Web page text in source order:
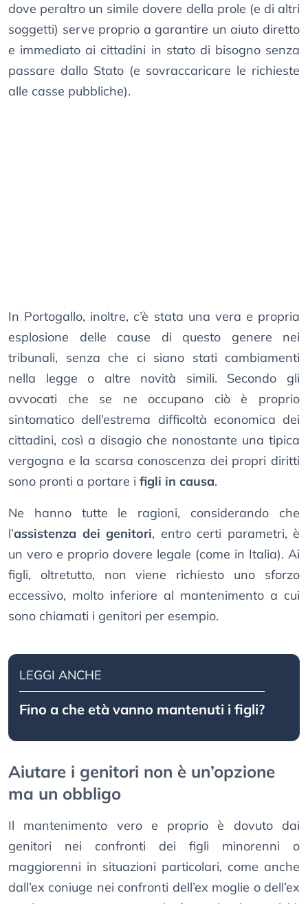
dove peraltro un simile dovere della prole (e di altri
soggetti) serve proprio a garantire un aiuto diretto
e immediato ai cittadini in stato di bisogno senza
passare dallo Stato (e sovraccaricare le richieste
alle casse pubbliche).
In Portogallo, inoltre, c’è stata una vera e propria
esplosione delle cause di questo genere nei
tribunali, senza che ci siano stati cambiamenti
nella legge o altre novità simili. Secondo gli
avvocati che se ne occupano ciò è proprio
sintomatico dell’estrema difficoltà economica dei
cittadini, così a disagio che nonostante una tipica
vergogna e la scarsa conoscenza dei propri diritti
sono pronti a portare i figli in causa.
Ne hanno tutte le ragioni, considerando che
l’assistenza dei genitori, entro certi parametri, è
un vero e proprio dovere legale (come in Italia). Ai
figli, oltretutto, non viene richiesto uno sforzo
eccessivo, molto inferiore al mantenimento a cui
sono chiamati i genitori per esempio.
LEGGI ANCHE
Fino a che età vanno mantenuti i figli?
Aiutare i genitori non è un’opzione
ma un obbligo
Il mantenimento vero e proprio è dovuto dai
genitori nei confronti dei figli minorenni o
maggiorenni in situazioni particolari, come anche
dall’ex coniuge nei confronti dell’ex moglie o dell’ex